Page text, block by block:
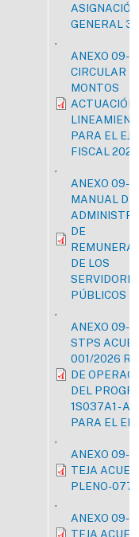
GENERAL 33
ANEXO 09-
CIRCULAR
MONTOS
ACTUACIÓN
PARA EL
FISCAL 2026
ANEXO 09-
MANUAL DE
DE
DE LOS
PÚBLICOS
ANEXO 09-
STPS
001/2026
DE
DEL
1S037A1 -
PARA EL
ANEXO 09-
TEJA
PLENO-
ANEXO 09-
TEJA